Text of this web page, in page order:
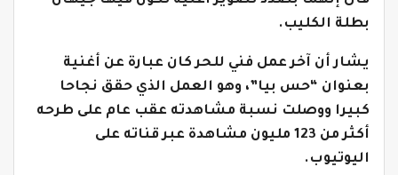
بطلة الكليب.
يشار أن آخر عمل فني للحر كان عبارة عن أغنية
بعنوان “حس بيا”، وهو العمل الذي حقق نجاحا
كبيرا ووصلت نسبة مشاهدته عقب عام على طرحه
أكثر من 123 مليون مشاهدة عبر قناته على
اليوتيوب.